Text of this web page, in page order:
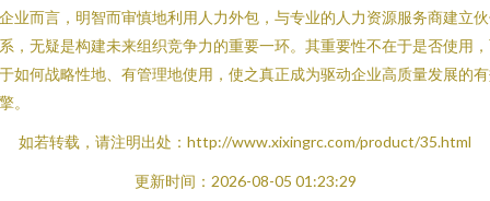
业而言，明智而审慎地利用人力外包，与专业的人力资源服务商建立
，无疑是构建未来组织竞争力的重要一环。其重要性不在于是否使用
如何战略性地、有管理地使用，使之真正成为驱动企业高质量发展的
。
如若转载，请注明出处：http://www.xixingrc.com/product/35.html
更新时间：2026-08-05 01:23:29